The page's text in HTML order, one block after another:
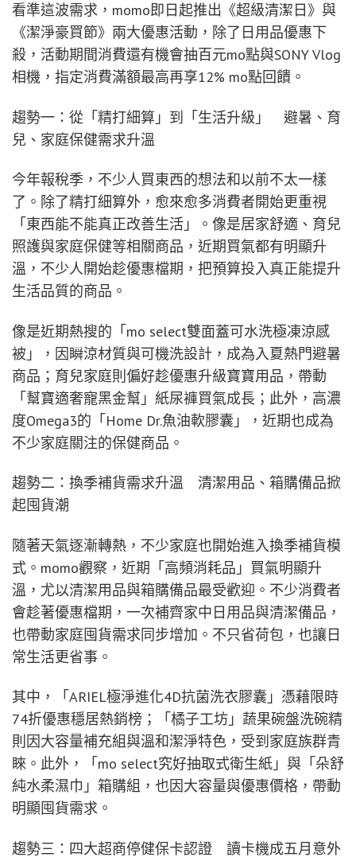
看準這波需求，momo即日起推出《超級清潔日》與
《潔淨豪買節》兩大優惠活動，除了日用品優惠下
殺，活動期間消費還有機會抽百元mo點與SONY Vlog
相機，指定消費滿額最高再享12% mo點回饋。
趨勢一：從「精打細算」到「生活升級」 避暑、育
兒、家庭保健需求升溫
今年報稅季，不少人買東西的想法和以前不太一樣
了。除了精打細算外，愈來愈多消費者開始更重視
「東西能不能真正改善生活」。像是居家舒適、育兒
照護與家庭保健等相關商品，近期買氣都有明顯升
溫，不少人開始趁優惠檔期，把預算投入真正能提升
生活品質的商品。
像是近期熱搜的「mo select雙面蓋可水洗極凍涼感
被」，因瞬涼材質與可機洗設計，成為入夏熱門避暑
商品；育兒家庭則偏好趁優惠升級寶寶用品，帶動
「幫寶適奢寵黑金幫」紙尿褲買氣成長；此外，高濃
度Omega3的「Home Dr.魚油軟膠囊」，近期也成為
不少家庭關注的保健商品。
趨勢二：換季補貨需求升溫 清潔用品、箱購備品掀
起囤貨潮
隨著天氣逐漸轉熱，不少家庭也開始進入換季補貨模
式。momo觀察，近期「高頻消耗品」買氣明顯升
溫，尤以清潔用品與箱購備品最受歡迎。不少消費者
會趁著優惠檔期，一次補齊家中日用品與清潔備品，
也帶動家庭囤貨需求同步增加。不只省荷包，也讓日
常生活更省事。
其中，「ARIEL極淨進化4D抗菌洗衣膠囊」憑藉限時
74折優惠穩居熱銷榜；「橘子工坊」蔬果碗盤洗碗精
則因大容量補充組與溫和潔淨特色，受到家庭族群青
睞。此外，「mo select究好抽取式衛生紙」與「朵舒
純水柔濕巾」箱購組，也因大容量與優惠價格，帶動
明顯囤貨需求。
趨勢三：四大超商停健保卡認證 讀卡機成五月意外